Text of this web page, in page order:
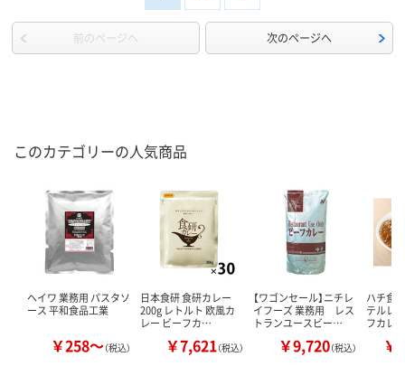
前のページへ 次のページへ
このカテゴリーの人気商品
ヘイワ 業務用 パスタソ
ース 平和食品工業
￥258～（税込）
日本食研 食研カレー
200g レトルト 欧風カ
レー ビーフカ…
￥7,621（税込）
【ワゴンセール】ニチレ
イフーズ 業務用 レス
トランユースビー…
￥9,720（税込）
ハチ食
テルレ
フカレ
￥